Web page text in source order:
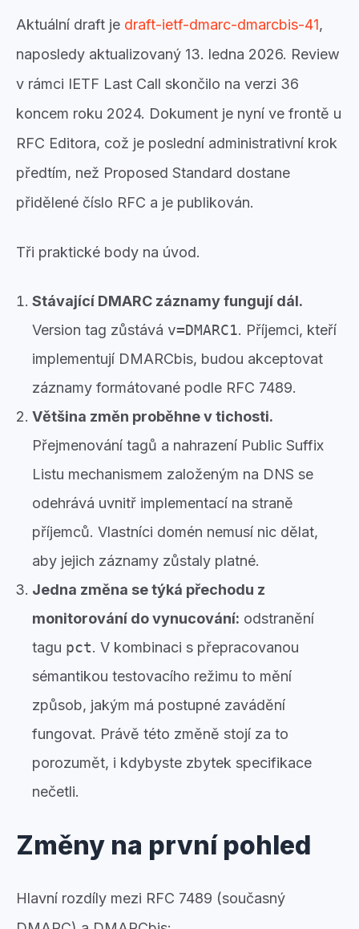
Aktuální draft je draft-ietf-dmarc-dmarcbis-41,
naposledy aktualizovaný 13. ledna 2026. Review
v rámci IETF Last Call skončilo na verzi 36
koncem roku 2024. Dokument je nyní ve frontě u
RFC Editora, což je poslední administrativní krok
předtím, než Proposed Standard dostane
přidělené číslo RFC a je publikován.
Tři praktické body na úvod.
Stávající DMARC záznamy fungují dál.
Version tag zůstává v=DMARC1. Příjemci, kteří
implementují DMARCbis, budou akceptovat
záznamy formátované podle RFC 7489.
Většina změn proběhne v tichosti.
Přejmenování tagů a nahrazení Public Suffix
Listu mechanismem založeným na DNS se
odehrává uvnitř implementací na straně
příjemců. Vlastníci domén nemusí nic dělat,
aby jejich záznamy zůstaly platné.
Jedna změna se týká přechodu z
monitorování do vynucování: odstranění
tagu pct. V kombinaci s přepracovanou
sémantikou testovacího režimu to mění
způsob, jakým má postupné zavádění
fungovat. Právě této změně stojí za to
porozumět, i kdybyste zbytek specifikace
nečetli.
Změny na první pohled
Hlavní rozdíly mezi RFC 7489 (současný